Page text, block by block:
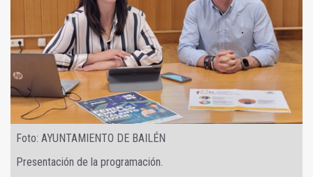
Foto: AYUNTAMIENTO DE BAILÉN
Presentación de la programación.